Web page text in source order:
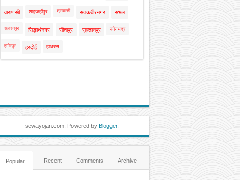
वाराणसी शाहजहाँपुर श्रावस्ती संतकबीरनगर संभल
सहारनपुर सिद्धार्थनगर सीतापुर सुल्तानपुर सोनभद्र
हमीरपुर हरदोई हाथरस
sewayojan.com. Powered by Blogger.
Popular Recent Comments Archive